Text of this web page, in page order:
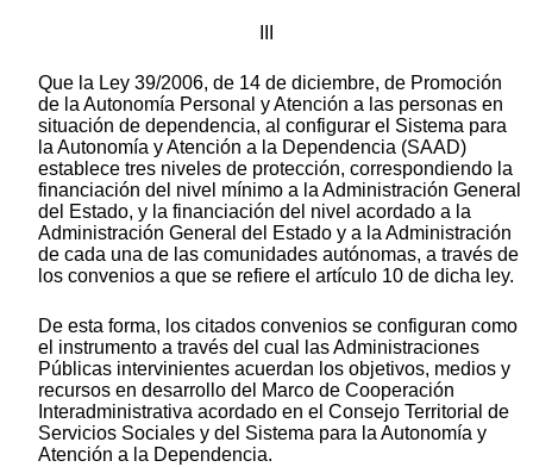
Que la Ley 39/2006, de 14 de diciembre, de Promoción
de la Autonomía Personal y Atención a las personas en
situación de dependencia, al configurar el Sistema para
la Autonomía y Atención a la Dependencia (SAAD)
establece tres niveles de protección, correspondiendo la
financiación del nivel mínimo a la Administración General
del Estado, y la financiación del nivel acordado a la
Administración General del Estado y a la Administración
de cada una de las comunidades autónomas, a través de
los convenios a que se refiere el artículo 10 de dicha ley.
De esta forma, los citados convenios se configuran como
el instrumento a través del cual las Administraciones
Públicas intervinientes acuerdan los objetivos, medios y
recursos en desarrollo del Marco de Cooperación
Interadministrativa acordado en el Consejo Territorial de
Servicios Sociales y del Sistema para la Autonomía y
Atención a la Dependencia.